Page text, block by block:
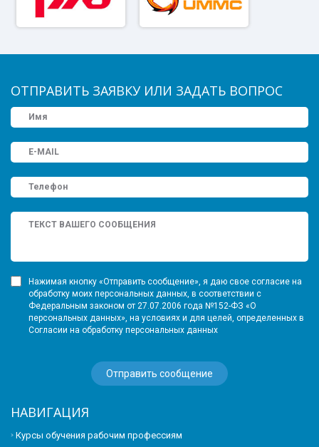
ОТПРАВИТЬ ЗАЯВКУ ИЛИ ЗАДАТЬ ВОПРОС
Нажимая кнопку «Отправить сообщение», я даю свое согласие на
обработку моих персональных данных, в соответствии с
Федеральным законом от 27.07.2006 года №152-ФЗ «О
персональных данных», на условиях и для целей, определенных в
Согласии на обработку персональных данных
НАВИГАЦИЯ
Курсы обучения рабочим профессиям